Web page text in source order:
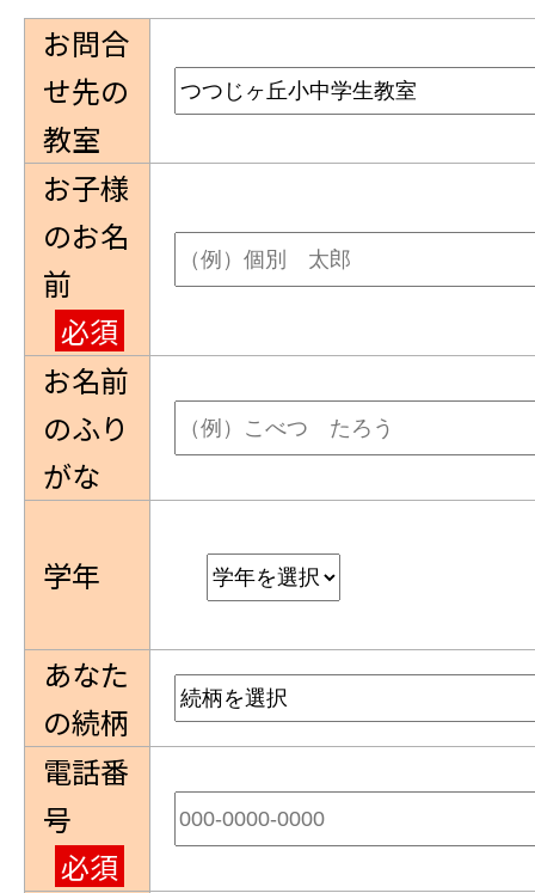
お問合
せ先の
教室
お子様
のお名
前
必須
お名前
のふり
がな
学年
あなた
の続柄
電話番
号
必須